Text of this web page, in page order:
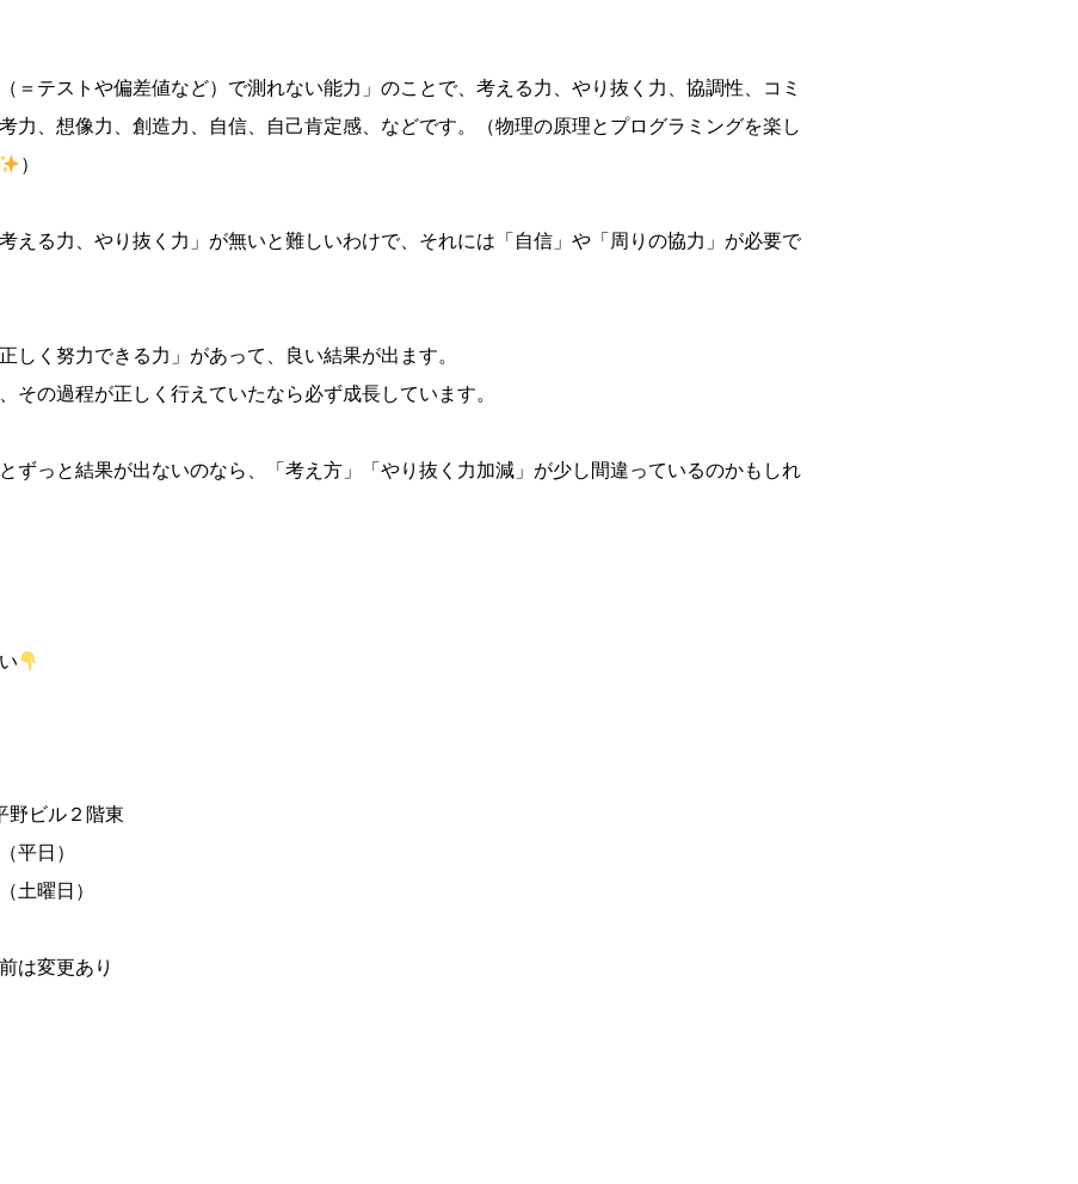
＝テストや偏差値など）で測れない能力」のことで、考える力、やり抜く力、協調性、コミ
力、想像力、創造力、自信、自己肯定感、などです。（物理の原理とプログラミングを楽し
）
える力、やり抜く力」が無いと難しいわけで、それには「自信」や「周りの協力」が必要で
しく努力できる力」があって、良い結果が出ます。
その過程が正しく行えていたなら必ず成長しています。
ずっと結果が出ないのなら、「考え方」「やり抜く力加減」が少し間違っているのかもしれ
野ビル２階東
平日）
日）
は変更あり